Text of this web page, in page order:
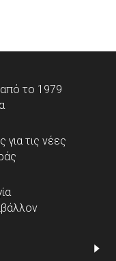
από το 1979
τις νέες